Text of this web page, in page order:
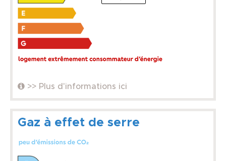
>> Plus d'informations ici
Gaz à effet de serre